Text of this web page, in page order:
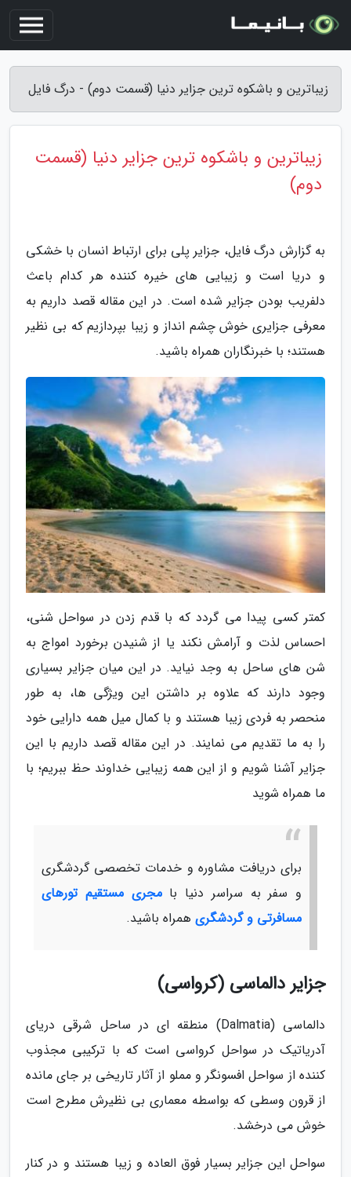
زیباترین و باشکوه ترین جزایر دنیا (قسمت دوم) - درگ فایل
زیباترین و باشکوه ترین جزایر دنیا (قسمت
دوم)
به گزارش درگ فایل، جزایر پلی برای ارتباط انسان با خشکی
و دریا است و زیبایی های خیره کننده هر کدام باعث
دلفریب بودن جزایر شده است. در این مقاله قصد داریم به
معرفی جزایری خوش چشم انداز و زیبا بپردازیم که بی نظیر
هستند؛ با خبرنگاران همراه باشید.
کمتر کسی پیدا می گردد که با قدم زدن در سواحل شنی،
احساس لذت و آرامش نکند یا از شنیدن برخورد امواج به
شن های ساحل به وجد نیاید. در این میان جزایر بسیاری
وجود دارند که علاوه بر داشتن این ویژگی ها، به طور
منحصر به فردی زیبا هستند و با کمال میل همه دارایی خود
را به ما تقدیم می نمایند. در این مقاله قصد داریم با این
جزایر آشنا شویم و از این همه زیبایی خداوند حظ ببریم؛ با
ما همراه شوید
برای دریافت مشاوره و خدمات تخصصی گردشگری
و سفر به سراسر دنیا بامجری مستقیم تورهای
مسافرتی و گردشگری همراه باشید.
جزایر دالماسی (کرواسی)
دالماسی (Dalmatia) منطقه ای در ساحل شرقی دریای
آدریاتیک در سواحل کرواسی است که با ترکیبی مجذوب
کننده از سواحل افسونگر و مملو از آثار تاریخی بر جای مانده
از قرون وسطی که بواسطه معماری بی نظیرش مطرح است
خوش می درخشد.
سواحل این جزایر بسیار فوق العاده و زیبا هستند و در کنار